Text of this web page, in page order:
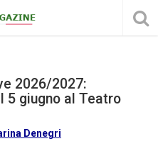
2026/2027:
5 giugno al Teatro
Denegri